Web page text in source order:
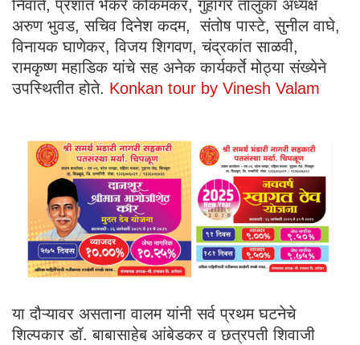
निवाते, प्रशांत भेकरे कोकमकर, गुहागर तालुका अध्यक्ष
अरुण भुवड, सचिव दिनेश कदम, संतोष पास्टे, सुनील वाघे,
विनायक घाणेकर, विजय शिगवण, चंद्रकांत साळवी,
रामकृष्ण महाडिक यांचे सह अनेक कार्यकर्ते मोठ्या संख्येने
उपस्थितीत होते. Konkan tour by Vinesh Valam
या दौऱ्यावर असताना वालम यांनी सर्व प्रथम घटनेचे
शिल्पकार डॉ. बाबासाहेब आंबेडकर व छत्रपती शिवाजी